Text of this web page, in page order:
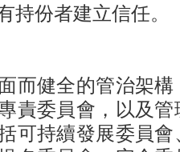
持份者建立信任。
而健全的管治架構
責委員會，以及
可持續發展委員會